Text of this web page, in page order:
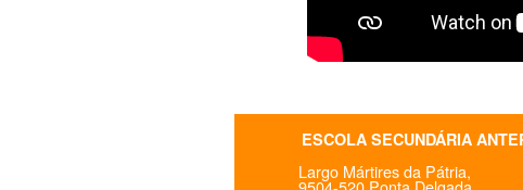
ESCOLA SECUNDÁRIA
Largo Mártires da Pátria,